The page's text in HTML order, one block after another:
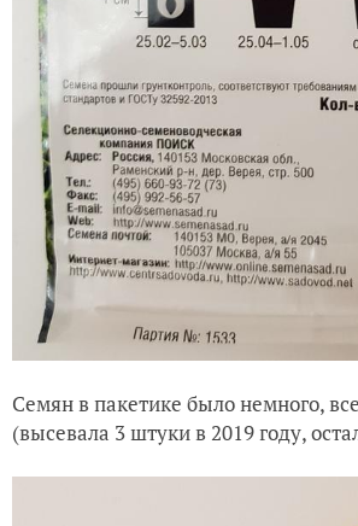
Семян в пакетике было немного,
(высевала 3 штуки в 2019 году,